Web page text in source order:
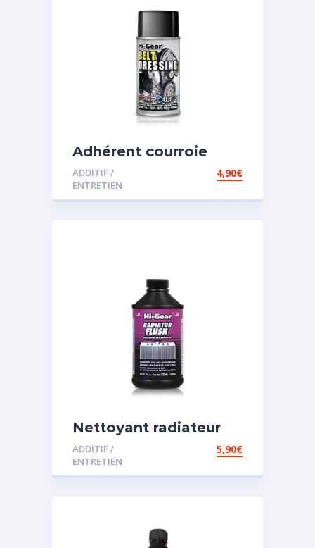
Adhérent courroie
ADDITIF /
ENTRETIEN
4,90€
Nettoyant radiateur
ADDITIF /
ENTRETIEN
5,90€